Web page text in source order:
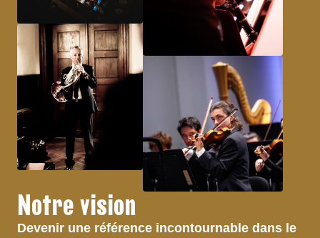
Notre vision
Devenir une référence incontournable dans le